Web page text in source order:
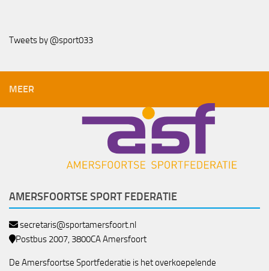
Tweets by @sport033
MEER
AMERSFOORTSE SPORT FEDERATIE
secretaris@sportamersfoort.nl
Postbus 2007, 3800CA Amersfoort
De Amersfoortse Sportfederatie is het overkoepelende